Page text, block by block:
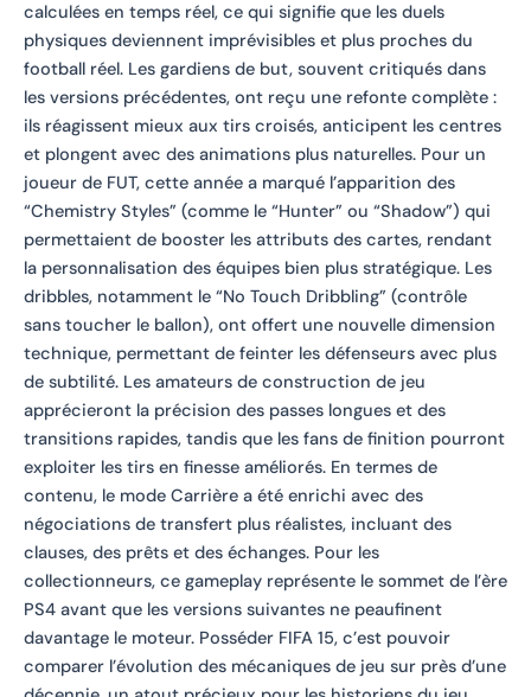
calculées en temps réel, ce qui signifie que les duels
physiques deviennent imprévisibles et plus proches du
football réel. Les gardiens de but, souvent critiqués dans
les versions précédentes, ont reçu une refonte complète :
ils réagissent mieux aux tirs croisés, anticipent les centres
et plongent avec des animations plus naturelles. Pour un
joueur de FUT, cette année a marqué l’apparition des
“Chemistry Styles” (comme le “Hunter” ou “Shadow”) qui
permettaient de booster les attributs des cartes, rendant
la personnalisation des équipes bien plus stratégique. Les
dribbles, notamment le “No Touch Dribbling” (contrôle
sans toucher le ballon), ont offert une nouvelle dimension
technique, permettant de feinter les défenseurs avec plus
de subtilité. Les amateurs de construction de jeu
apprécieront la précision des passes longues et des
transitions rapides, tandis que les fans de finition pourront
exploiter les tirs en finesse améliorés. En termes de
contenu, le mode Carrière a été enrichi avec des
négociations de transfert plus réalistes, incluant des
clauses, des prêts et des échanges. Pour les
collectionneurs, ce gameplay représente le sommet de l’ère
PS4 avant que les versions suivantes ne peaufinent
davantage le moteur. Posséder FIFA 15, c’est pouvoir
comparer l’évolution des mécaniques de jeu sur près d’une